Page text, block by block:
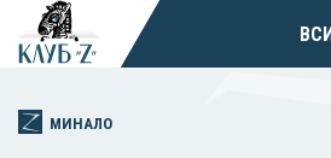
МИНАЛО